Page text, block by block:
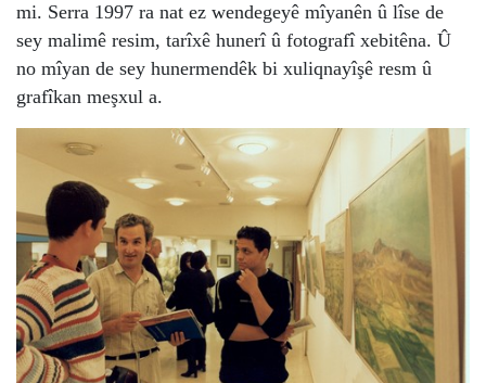
mi. Serra 1997 ra nat ez wendegeyê mîyanên û lîse de
sey malimê resim, tarîxê hunerî û fotografî xebitêna. Û
no mîyan de sey hunermendêk bi xuliqnayîşê resm û
grafîkan meşxul a.